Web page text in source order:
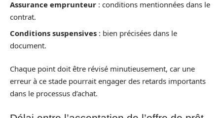
Assurance emprunteur : conditions mentionnées dans le
contrat.
Conditions suspensives : bien précisées dans le
document.
Chaque point doit être révisé minutieusement, car une
erreur à ce stade pourrait engager des retards importants
dans le processus d’achat.